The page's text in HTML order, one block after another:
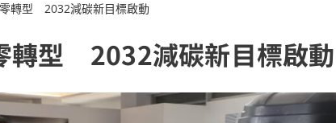
轉型 2032減碳新目標啟動
轉型 2032減碳新目標啟動